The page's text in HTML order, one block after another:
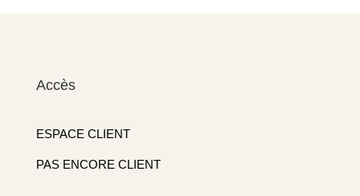
Accès
ESPACE CLIENT
PAS ENCORE CLIENT